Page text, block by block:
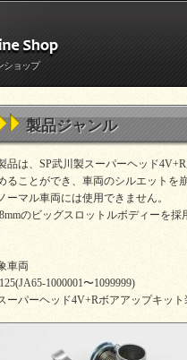
ショップ
製品ジャンル
品は、SP武川製スーパーヘッド
ることができ、車両のシルエットを
ーマル車両には使用できません。
のビッグスロットルボディーを
車両
1000001〜1099999)
ーパーヘッド4V+Rボアアップキット